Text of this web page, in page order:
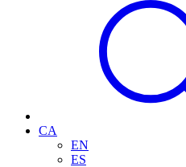
CA
EN
ES